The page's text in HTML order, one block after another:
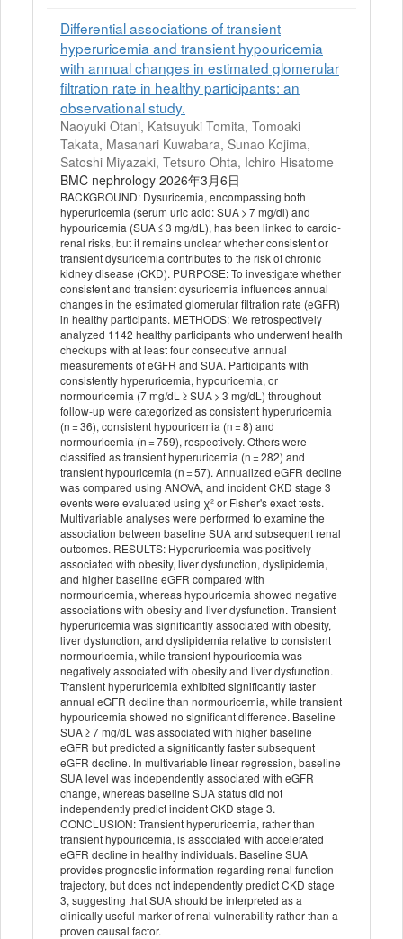
Differential associations of transient
hyperuricemia and transient hypouricemia
with annual changes in estimated glomerular
filtration rate in healthy participants: an
observational study.
Naoyuki Otani, Katsuyuki Tomita, Tomoaki
Takata, Masanari Kuwabara, Sunao Kojima,
Satoshi Miyazaki, Tetsuro Ohta, Ichiro Hisatome
BMC nephrology 2026年3月6日
BACKGROUND: Dysuricemia, encompassing both
hyperuricemia (serum uric acid: SUA > 7 mg/dl) and
hypouricemia (SUA ≤ 3 mg/dL), has been linked to cardio-
renal risks, but it remains unclear whether consistent or
transient dysuricemia contributes to the risk of chronic
kidney disease (CKD). PURPOSE: To investigate whether
consistent and transient dysuricemia influences annual
changes in the estimated glomerular filtration rate (eGFR)
in healthy participants. METHODS: We retrospectively
analyzed 1142 healthy participants who underwent health
checkups with at least four consecutive annual
measurements of eGFR and SUA. Participants with
consistently hyperuricemia, hypouricemia, or
normouricemia (7 mg/dL ≥ SUA > 3 mg/dL) throughout
follow-up were categorized as consistent hyperuricemia
(n = 36), consistent hypouricemia (n = 8) and
normouricemia (n = 759), respectively. Others were
classified as transient hyperuricemia (n = 282) and
transient hypouricemia (n = 57). Annualized eGFR decline
was compared using ANOVA, and incident CKD stage 3
events were evaluated using χ² or Fisher's exact tests.
Multivariable analyses were performed to examine the
association between baseline SUA and subsequent renal
outcomes. RESULTS: Hyperuricemia was positively
associated with obesity, liver dysfunction, dyslipidemia,
and higher baseline eGFR compared with
normouricemia, whereas hypouricemia showed negative
associations with obesity and liver dysfunction. Transient
hyperuricemia was significantly associated with obesity,
liver dysfunction, and dyslipidemia relative to consistent
normouricemia, while transient hypouricemia was
negatively associated with obesity and liver dysfunction.
Transient hyperuricemia exhibited significantly faster
annual eGFR decline than normouricemia, while transient
hypouricemia showed no significant difference. Baseline
SUA ≥ 7 mg/dL was associated with higher baseline
eGFR but predicted a significantly faster subsequent
eGFR decline. In multivariable linear regression, baseline
SUA level was independently associated with eGFR
change, whereas baseline SUA status did not
independently predict incident CKD stage 3.
CONCLUSION: Transient hyperuricemia, rather than
transient hypouricemia, is associated with accelerated
eGFR decline in healthy individuals. Baseline SUA
provides prognostic information regarding renal function
trajectory, but does not independently predict CKD stage
3, suggesting that SUA should be interpreted as a
clinically useful marker of renal vulnerability rather than a
proven causal factor.